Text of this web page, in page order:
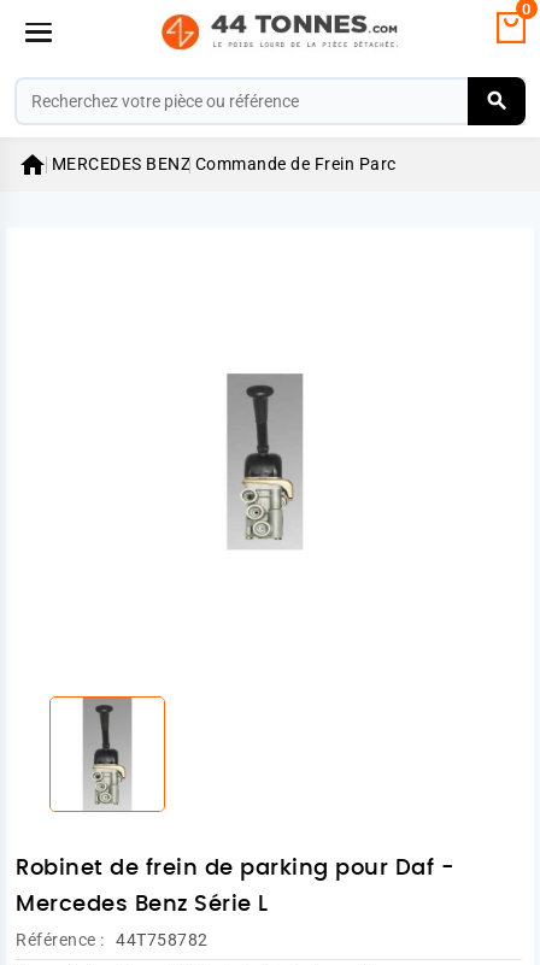
0
 MERCEDES BENZ Commande de Frein Parc
Robinet de frein de parking pour Daf -
Mercedes Benz Série L
Référence : 44T758782